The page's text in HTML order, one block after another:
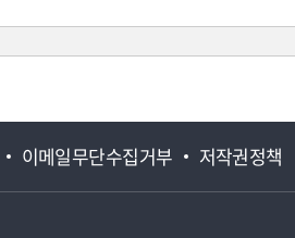
이메일무단수집거부 저작권정책